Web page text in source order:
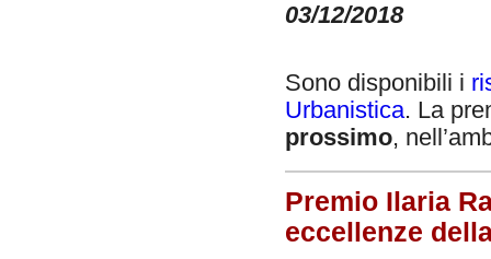
03/12/2018
Sono disponibili i
Urbanistica. La
prossimo,
Premio Ilaria
eccellenze